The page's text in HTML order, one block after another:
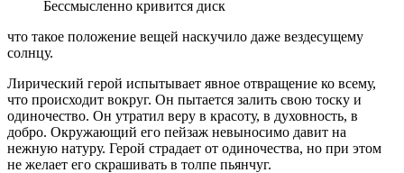
Бессмысленно кривится диск
что такое положение вещей наскучило даже вездесущему
солнцу.
Лирический герой испытывает явное отвращение ко всему,
что происходит вокруг. Он пытается залить свою тоску и
одиночество. Он утратил веру в красоту, в духовность, в
добро. Окружающий его пейзаж невыносимо давит на
нежную натуру. Герой страдает от одиночества, но при этом
не желает его скрашивать в толпе пьянчуг.